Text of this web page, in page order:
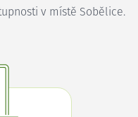
v místě Sobělice.